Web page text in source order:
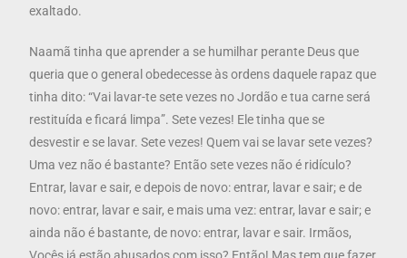
exaltado.
Naamã tinha que aprender a se humilhar perante Deus que
queria que o general obedecesse às ordens daquele rapaz que
tinha dito: “Vai lavar-te sete vezes no Jordão e tua carne será
restituída e ficará limpa”. Sete vezes! Ele tinha que se
desvestir e se lavar. Sete vezes! Quem vai se lavar sete vezes?
Uma vez não é bastante? Então sete vezes não é ridículo?
Entrar, lavar e sair, e depois de novo: entrar, lavar e sair; e de
novo: entrar, lavar e sair, e mais uma vez: entrar, lavar e sair; e
ainda não é bastante, de novo: entrar, lavar e sair. Irmãos,